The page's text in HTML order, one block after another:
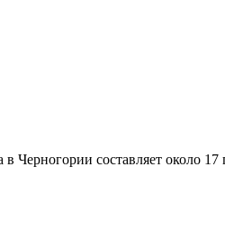
в Черногории составляет около